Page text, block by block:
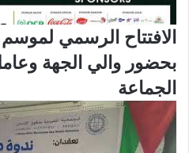
الافتتاح الرسمي لموسم
بحضور والي الجهة
الجماعة